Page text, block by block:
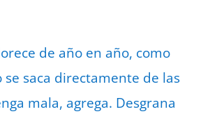
de año en año, como
saca directamente de las
mala, agrega. Desgrana